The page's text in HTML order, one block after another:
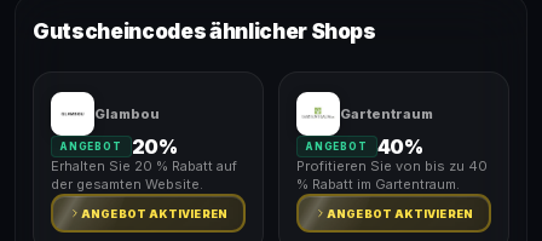
Gutscheincodes ähnlicher Shops
Glambou
ANGEBOT 20%
Erhalten Sie 20 % Rabatt auf
der gesamten Website.
ANGEBOT AKTIVIEREN
Gartentraum
ANGEBOT 40%
Profitieren Sie von bis zu 40
% Rabatt im Gartentraum.
ANGEBOT AKTIVIEREN